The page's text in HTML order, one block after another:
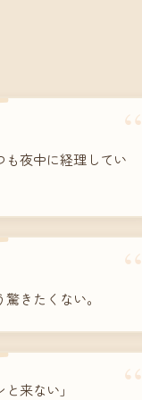
“
も夜中に経理してい
“
きたくない。
“
来ない」